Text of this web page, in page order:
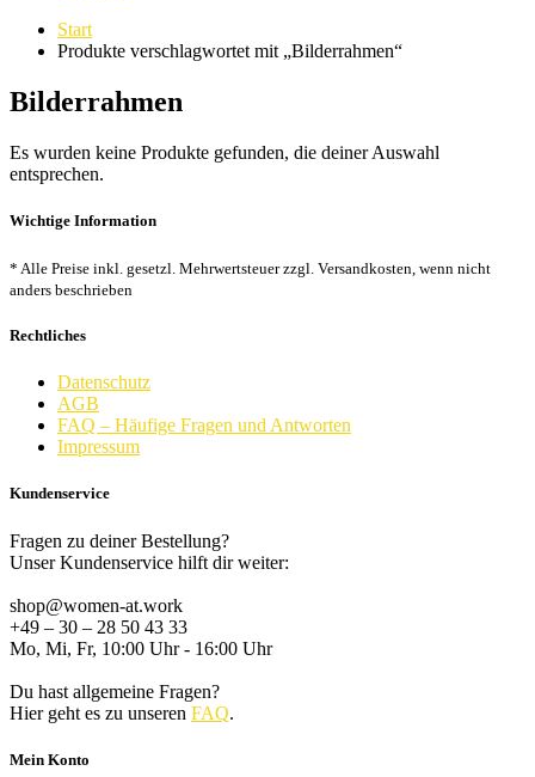
Start
Produkte verschlagwortet mit „Bilderrahmen“
Bilderrahmen
Es wurden keine Produkte gefunden, die deiner Auswahl
entsprechen.
Wichtige Information
* Alle Preise inkl. gesetzl. Mehrwertsteuer zzgl. Versandkosten, wenn nicht
anders beschrieben
Rechtliches
Datenschutz
AGB
FAQ – Häufige Fragen und Antworten
Impressum
Kundenservice
Fragen zu deiner Bestellung?
Unser Kundenservice hilft dir weiter:
shop@women-at.work
+49 – 30 – 28 50 43 33
Mo, Mi, Fr, 10:00 Uhr - 16:00 Uhr
Du hast allgemeine Fragen?
Hier geht es zu unseren FAQ.
Mein Konto